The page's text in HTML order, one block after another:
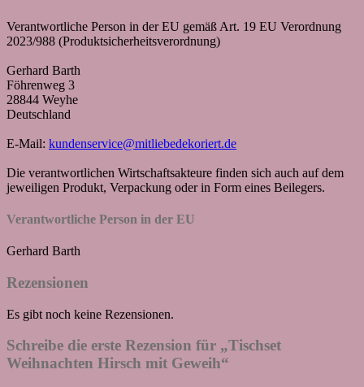
Verantwortliche Person in der EU gemäß Art. 19 EU Verordnung
2023/988 (Produktsicherheitsverordnung)
Gerhard Barth
Föhrenweg 3
28844 Weyhe
Deutschland
E-Mail: kundenservice@mitliebedekoriert.de
Die verantwortlichen Wirtschaftsakteure finden sich auch auf dem
jeweiligen Produkt, Verpackung oder in Form eines Beilegers.
Verantwortliche Person in der EU
Gerhard Barth
Rezensionen
Es gibt noch keine Rezensionen.
Schreibe die erste Rezension für „Tischset
Weihnachten Hirsch mit Geweih“